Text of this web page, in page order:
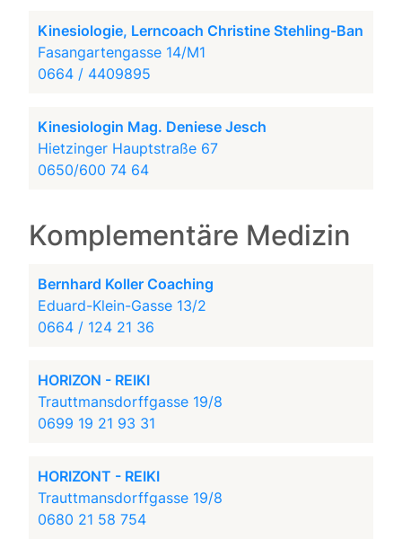
Kinesiologie, Lerncoach Christine Stehling-Ban
Fasangartengasse 14/M1
0664 / 4409895
Kinesiologin Mag. Deniese Jesch
Hietzinger Hauptstraße 67
0650/600 74 64
Komplementäre Medizin
Bernhard Koller Coaching
Eduard-Klein-Gasse 13/2
0664 / 124 21 36
HORIZON - REIKI
Trauttmansdorffgasse 19/8
0699 19 21 93 31
HORIZONT - REIKI
Trauttmansdorffgasse 19/8
0680 21 58 754